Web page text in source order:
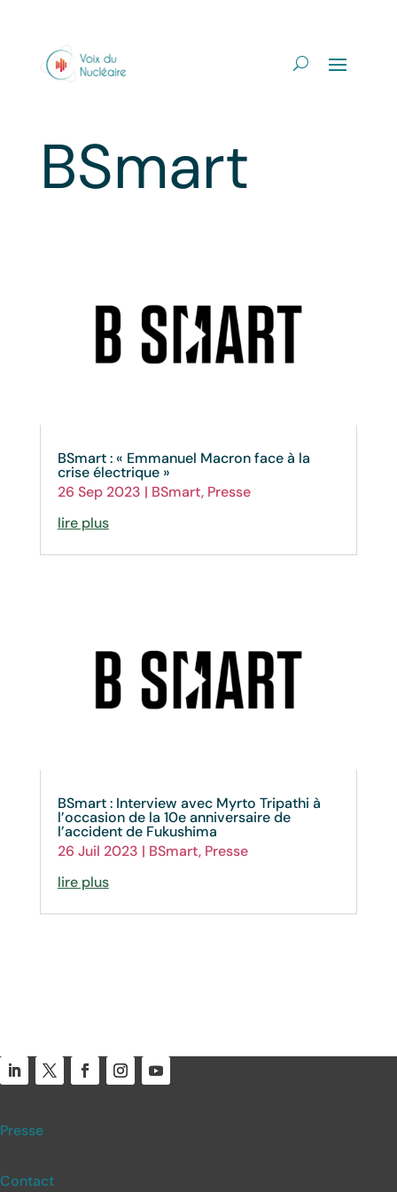
BSmart
BSmart : « Emmanuel Macron face à la
crise électrique »
26 Sep 2023 | BSmart, Presse
lire plus
BSmart : Interview avec Myrto Tripathi à
l’occasion de la 10e anniversaire de
l’accident de Fukushima
26 Juil 2023 | BSmart, Presse
lire plus
Presse
Contact